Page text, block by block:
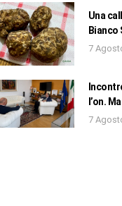
Una
Bianco
7
l’on.
7